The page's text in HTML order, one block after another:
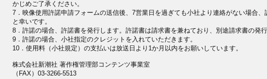
かじめご了承ください。
7．映像使用許諾申請フォームの送信後、7営業日を過ぎても小社より連絡がない場合
と幸いです。
8．許諾の場合、許諾書を発行します。許諾書は請求書を兼ねており、別途請求書の発行
9．許諾の場合、小社指定のクレジットを入れていただきます。
10．使用料（小社規定）の支払いは放送日より1か月以内をお願いしています。
株式会社新潮社 著作権管理部コンテンツ事業室
（FAX）03-3266-5513